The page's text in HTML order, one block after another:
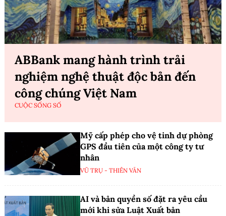
ABBank mang hành trình trải
nghiệm nghệ thuật độc bản đến
công chúng Việt Nam
CUỘC SỐNG SỐ
Mỹ cấp phép cho vệ tinh dự phòng
GPS đầu tiên của một công ty tư
nhân
VŨ TRỤ - THIÊN VĂN
AI và bản quyền số đặt ra yêu cầu
mới khi sửa Luật Xuất bản